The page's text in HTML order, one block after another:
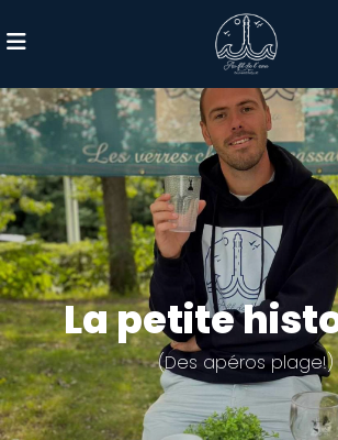
La petite
(Des apéros plage!)